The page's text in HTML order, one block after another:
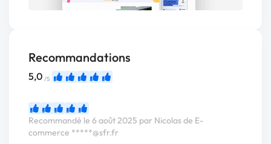
Recommandations
5,0 /5
Recommandé le 6 août 2025 par Nicolas de E-
commerce *****@sfr.fr